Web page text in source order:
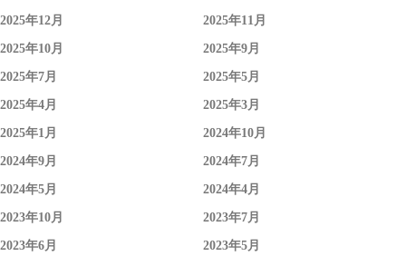
2025年12月 2025年11月
2025年10月 2025年9月
2025年7月 2025年5月
2025年4月 2025年3月
2025年1月 2024年10月
2024年9月 2024年7月
2024年5月 2024年4月
2023年10月 2023年7月
2023年6月 2023年5月